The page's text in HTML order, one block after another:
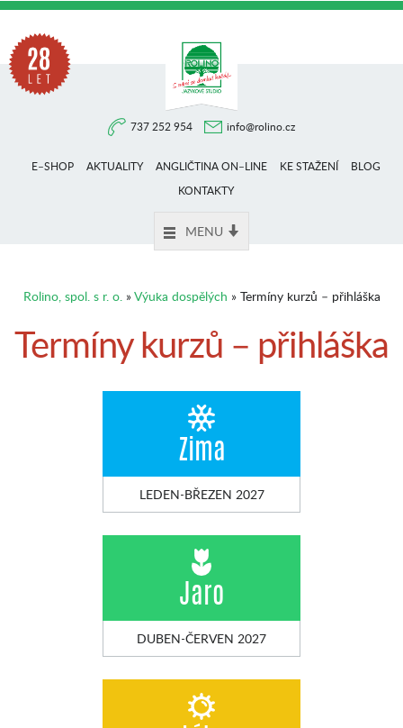
737 252 954 info@rolino.cz
E–SHOP AKTUALITY ANGLIČTINA ON–LINE KE STAŽENÍ
BLOG
KONTAKTY
MENU
Rolino, spol. s r. o.»Výuka dospělých » Termíny kurzů – přihláška
Termíny kurzů – přihláška
Zima
LEDEN-BŘEZEN 2027
Jaro
DUBEN-ČERVEN 2027